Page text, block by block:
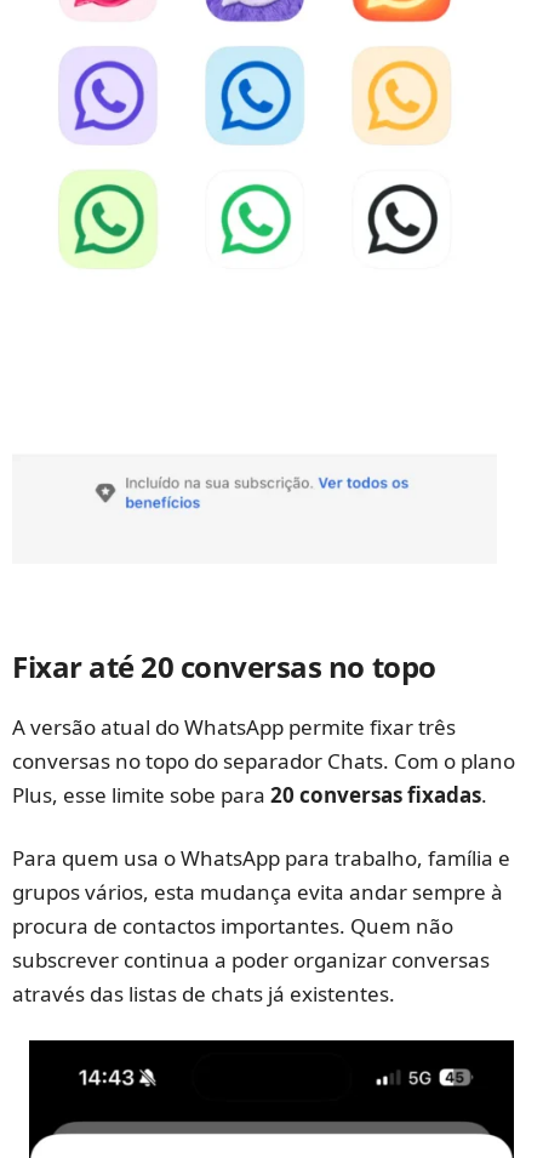
Fixar até 20 conversas no topo
A versão atual do WhatsApp permite fixar três
conversas no topo do separador Chats. Com o plano
Plus, esse limite sobe para 20 conversas fixadas.
Para quem usa o WhatsApp para trabalho, família e
grupos vários, esta mudança evita andar sempre à
procura de contactos importantes. Quem não
subscrever continua a poder organizar conversas
através das listas de chats já existentes.